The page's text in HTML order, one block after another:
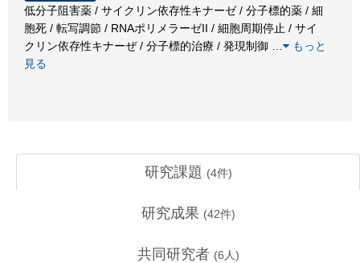
低分子阻害薬 / サイクリン依存性キナーゼ / 分子標的薬 / 細
胞死 / 転写調節 / RNAポリメラーゼII / 細胞周期停止 / サイ
クリン依存性キナーぜ / 分子標的治療 / 発現制御
もっと
見る
研究課題 (4件)
研究成果 (42件)
共同研究者 (6 人)